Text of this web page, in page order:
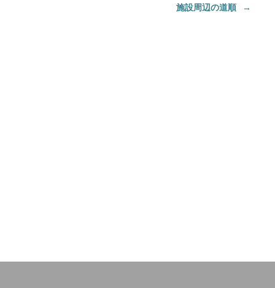
施設周辺の道順 →